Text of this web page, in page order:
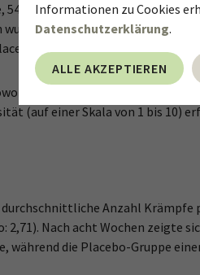
Informationen zu Cookies
Datenschutzerklärung.
ALLE AKZEPTIEREN
54 % Frauen) mit mindestens
wurden in zwei Gruppen
Präparat erhielt.
die durchschnittliche Anzahl
(auf einer Skala von 1 bis 10)
Anzahl Krämpfe
2,71). Nach acht Wochen zeigte
während die Placebo-Gruppe